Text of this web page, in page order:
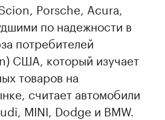
Porsche, Acura,
по надежности в
потребителей
США, который изучает
товаров на
считает автомобили
MINI, Dodge и BMW.